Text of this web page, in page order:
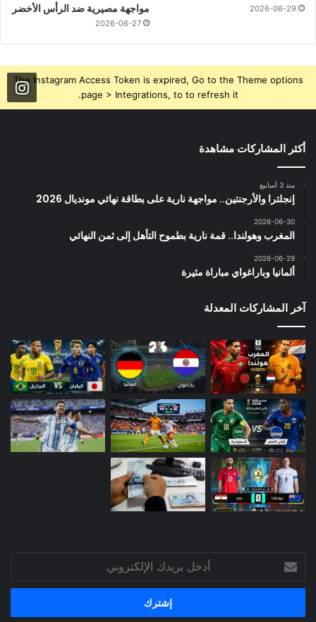
2026-06-29
مواجهة مصيرية ضد الرأس الأخضر
2026-06-27
The Instagram Access Token is expired, Go to the Theme options
page > Integrations, to to refresh it.
أكثر المشاركات مشاهدة
منذ 3 أسابيع
إنجلترا والأرجنتين.. مواجهة نارية على بطاقة نهائي مونديال 2026
2026-06-30
المغرب وهولندا.. قمة نارية بطموح التأهل إلى ثمن النهائي
2026-06-29
ألمانيا وباراغواي مباراة مثيرة
آخر المشاركات المعدلة
بريدك
الإلكتروني